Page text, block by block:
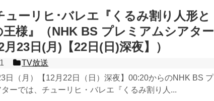
ューリヒ･バレエ『くるみ割り人形と
様』（NHK BS プレミアムシアター
月23日(月)【22日(日)深夜】）
TV放送
日（月）【12月22日（日）深夜】00:20からのNHK BS プ
ーでは、チューリヒ・バレエ『くるみ割り人...